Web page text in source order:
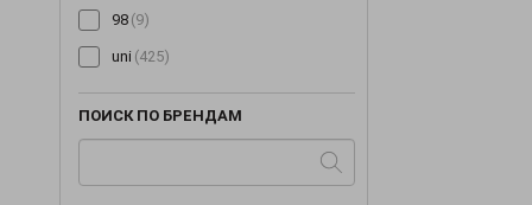
98 (9)
uni (425)
ПОИСК ПО БРЕНДАМ